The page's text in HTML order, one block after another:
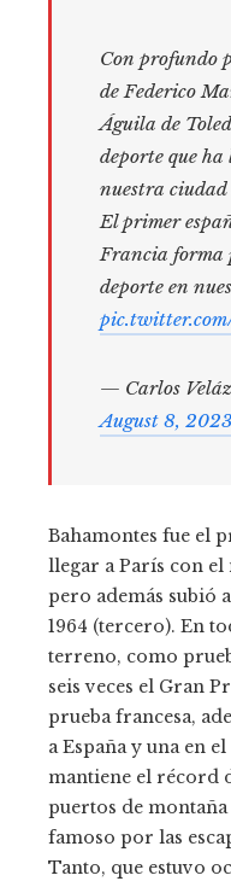
Con profundo
de Federico
Águila de
deporte que
nuestra ciudad
El primer
Francia forma
deporte en
— Carlos
August 8, 2023
Bahamontes fue el
llegar a París con
pero además subió
1964 (tercero). En
terreno, como
seis veces el Gran
prueba francesa,
a España y una en
mantiene el récord
puertos de
famoso por las
Tanto, que estuvo